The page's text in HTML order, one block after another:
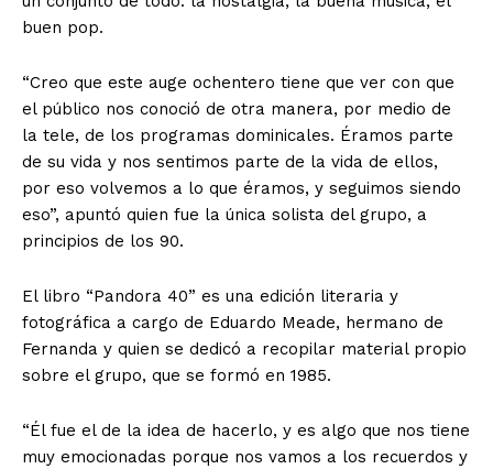
buen pop.
“Creo que este auge ochentero tiene que ver con que
el público nos conoció de otra manera, por medio de
la tele, de los programas dominicales. Éramos parte
de su vida y nos sentimos parte de la vida de ellos,
por eso volvemos a lo que éramos, y seguimos siendo
eso”, apuntó quien fue la única solista del grupo, a
principios de los 90.
El libro “Pandora 40” es una edición literaria y
fotográfica a cargo de Eduardo Meade, hermano de
Fernanda y quien se dedicó a recopilar material propio
sobre el grupo, que se formó en 1985.
“Él fue el de la idea de hacerlo, y es algo que nos tiene
muy emocionadas porque nos vamos a los recuerdos y